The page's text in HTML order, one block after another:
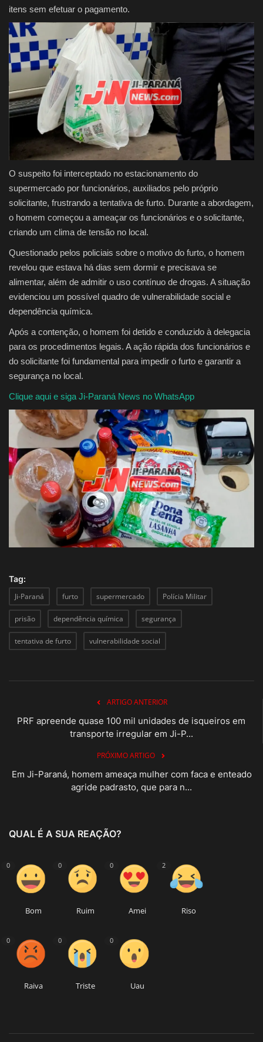
itens sem efetuar o pagamento.
O suspeito foi interceptado no estacionamento do
supermercado por funcionários, auxiliados pelo próprio
solicitante, frustrando a tentativa de furto. Durante a abordagem,
o homem começou a ameaçar os funcionários e o solicitante,
criando um clima de tensão no local.
Questionado pelos policiais sobre o motivo do furto, o homem
revelou que estava há dias sem dormir e precisava se
alimentar, além de admitir o uso contínuo de drogas. A situação
evidenciou um possível quadro de vulnerabilidade social e
dependência química.
Após a contenção, o homem foi detido e conduzido à delegacia
para os procedimentos legais. A ação rápida dos funcionários e
do solicitante foi fundamental para impedir o furto e garantir a
segurança no local.
Clique aqui e siga Ji-Paraná News no WhatsApp
Tag:
Ji-Paraná
furto supermercado Polícia Militar
prisão dependência química segurança
tentativa de furto vulnerabilidade social
ARTIGO ANTERIOR
PRF apreende quase 100 mil unidades de isqueiros em
transporte irregular em Ji-P...
PRÓXIMO ARTIGO
Em Ji-Paraná, homem ameaça mulher com faca e enteado
agride padrasto, que para n...
QUAL É A SUA REAÇÃO?
0
Bom
0
Ruim
0
Amei
2
Riso
0
Raiva
0
Triste
0
Uau